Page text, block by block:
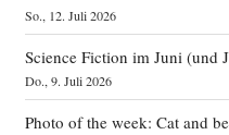
So., 12. Juli 2026
Science Fiction im Juni (und
Do., 9. Juli 2026
Photo of the week: Cat and